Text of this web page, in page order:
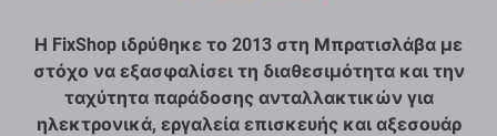
Η FixShop ιδρύθηκε το 2013 στη Μπρατισλάβα με
στόχο να εξασφαλίσει τη διαθεσιμότητα και την
ταχύτητα παράδοσης ανταλλακτικών για
ηλεκτρονικά, εργαλεία επισκευής και αξεσουάρ